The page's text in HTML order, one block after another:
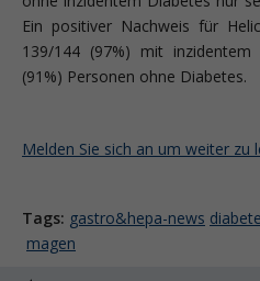
Ein positiver Nachweis für
139/144 (97%) mit
(91%) Personen ohne Diabetes.
Melden Sie sich an um weiter zu
Tags: gastro&hepa-news
magen